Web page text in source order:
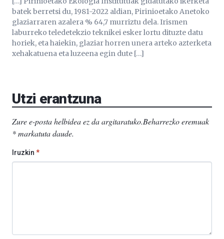
batek berretsi du, 1981-2022 aldian, Pirinioetako Anetoko
glaziarraren azalera % 64,7 murriztu dela. Irismen
laburreko teledetekzio teknikei esker lortu dituzte datu
horiek, eta haiekin, glaziar horren unera arteko azterketa
xehakatuena eta luzeena egin dute […]
Utzi erantzuna
Zure e-posta helbidea ez da argitaratuko.Beharrezko eremuak
*markatuta daude.
Iruzkin *